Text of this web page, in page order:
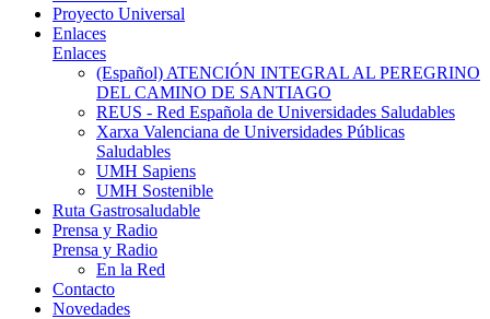
Proyecto Universal
Enlaces
Enlaces
(Español) ATENCIÓN INTEGRAL AL PEREGRINO
DEL CAMINO DE SANTIAGO
REUS - Red Española de Universidades Saludables
Xarxa Valenciana de Universidades Públicas
Saludables
UMH Sapiens
UMH Sostenible
Ruta Gastrosaludable
Prensa y Radio
Prensa y Radio
En la Red
Contacto
Novedades